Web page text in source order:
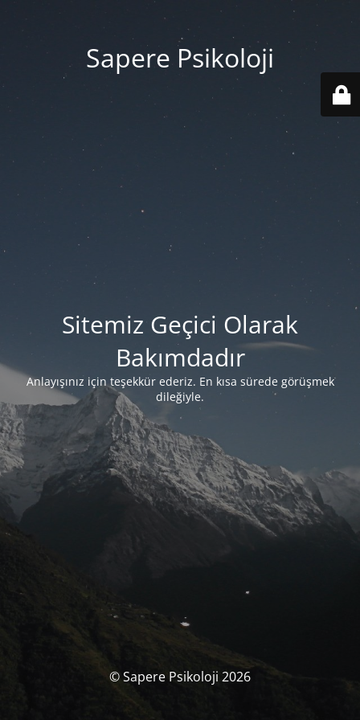
Sapere Psikoloji
Sitemiz Geçici Olarak
Bakımdadır
Anlayışınız için teşekkür ederiz. En kısa sürede görüşmek
dileğiyle.
© Sapere Psikoloji 2026